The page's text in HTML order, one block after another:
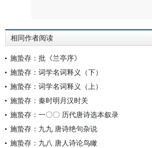
相同作者阅读
施蛰存：批《兰亭序》
施蛰存：词学名词释义（下）
施蛰存：词学名词释义（上）
施蛰存：秦时明月汉时关
施蛰存：一〇〇 历代唐诗选本叙录
施蛰存：九九 唐诗绝句杂说
施蛰存：九八 唐人诗论鸟瞰